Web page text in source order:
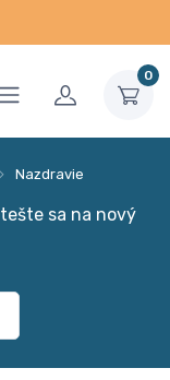
0
Nazdravie
sa na nový